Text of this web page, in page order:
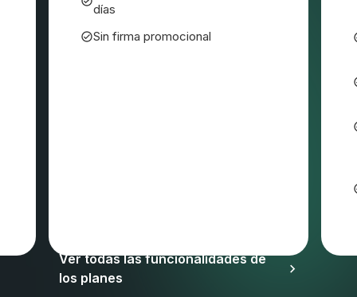
días
Sin firma promocional
Ver todas las funcionalidades de
los planes